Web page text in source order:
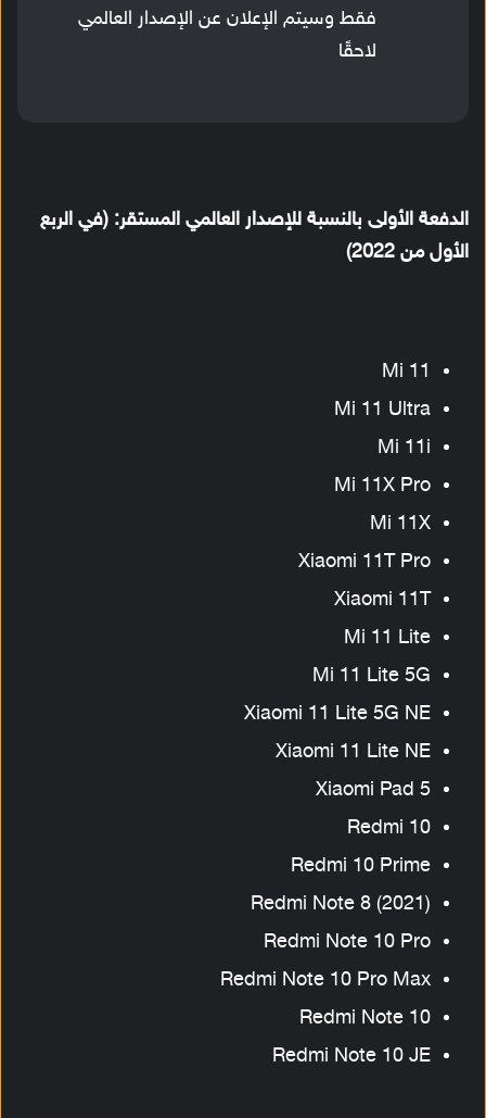
فقط وسيتم الإعلان عن الإصدار العالمي
لاحقًا
الدفعة الأولى بالنسبة للإصدار العالمي المستقر: (في الربع
الأول من 2022)
Mi 11
Mi 11 Ultra
Mi 11i
Mi 11X Pro
Mi 11X
Xiaomi 11T Pro
Xiaomi 11T
Mi 11 Lite
Mi 11 Lite 5G
Xiaomi 11 Lite 5G NE
Xiaomi 11 Lite NE
Xiaomi Pad 5
Redmi 10
Redmi 10 Prime
Redmi Note 8 (2021)
Redmi Note 10 Pro
Redmi Note 10 Pro Max
Redmi Note 10
Redmi Note 10 JE